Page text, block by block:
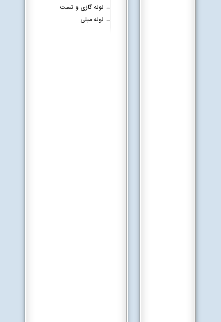
لوله گازی و تست
لوله مبلی